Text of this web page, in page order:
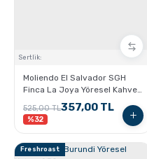
Sertlik:
Moliendo El Salvador SGH
Finca La Joya Yöresel Kahve
525,00 TL357,00 TL
%32
Freshroast